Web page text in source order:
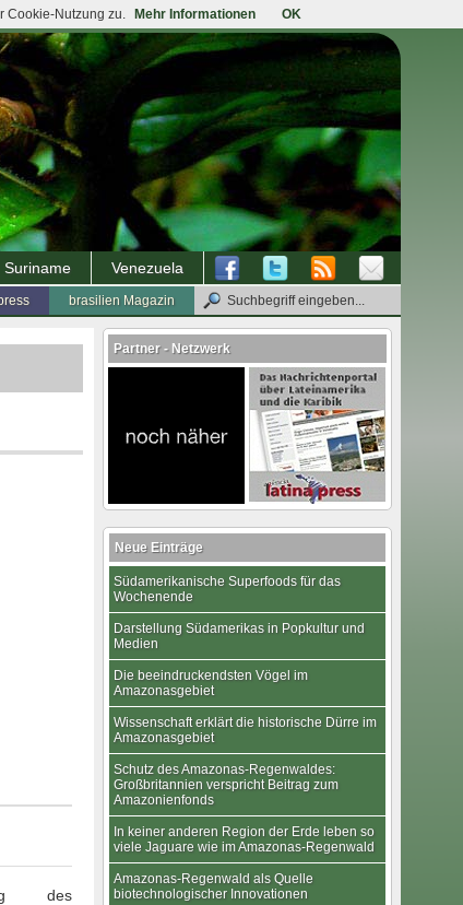
Suriname Venezuela
brasilien Magazin
des
Partner - Netzwerk
Neue Einträge
Südamerikanische Superfoods für das
Wochenende
Darstellung Südamerikas in Popkultur und
Medien
Die beeindruckendsten Vögel im
Amazonasgebiet
Wissenschaft erklärt die historische Dürre im
Amazonasgebiet
Schutz des Amazonas-Regenwaldes:
Großbritannien verspricht Beitrag zum
Amazonienfonds
In keiner anderen Region der Erde leben so
viele Jaguare wie im Amazonas-Regenwald
Amazonas-Regenwald als Quelle
biotechnologischer Innovationen
Cookie-Nutzung zu. Mehr Informationen OK